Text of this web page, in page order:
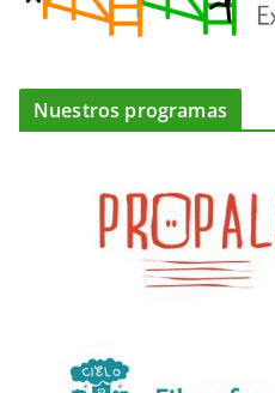
Nuestros programas